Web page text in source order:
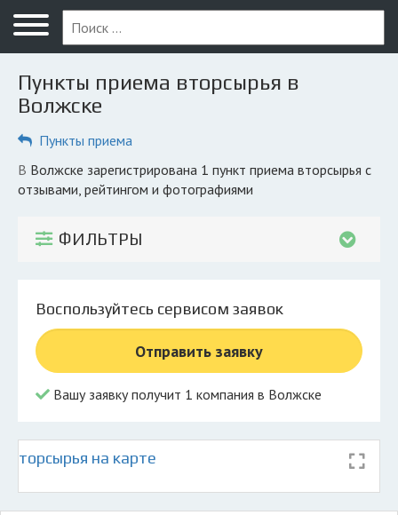
Меню
Главная
Вопрос юристу
Компании
Экоблог
© 2026 Все права защищены
Пункты приема вторсырья в
Волжске
Пункты приема
в Волжске зарегистрирована 1 пункт приема вторсырья с
отзывами, рейтингом и фотографиями
ФИЛЬТРЫ
Воспользуйтесь сервисом заявок
Отправить заявку
Вашу заявку получит 1 компания в Волжске
на карте